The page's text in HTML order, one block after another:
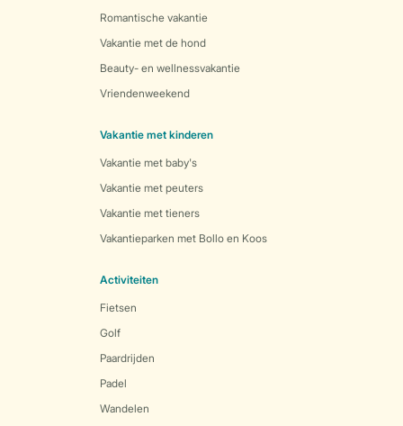
Romantische vakantie
Vakantie met de hond
Beauty- en wellnessvakantie
Vriendenweekend
Vakantie met kinderen
Vakantie met baby's
Vakantie met peuters
Vakantie met tieners
Vakantieparken met Bollo en Koos
Activiteiten
Fietsen
Golf
Paardrijden
Padel
Wandelen